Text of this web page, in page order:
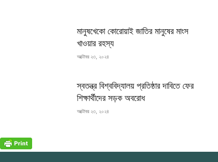
মানুষখেকো কোরোয়াই জাতির মানুষের মাংস
খাওয়ার রহস্য
অক্টোবর ২৩, ২০২৪
স্বতন্ত্র বিশ্ববিদ্যালয় প্রতিষ্ঠার দাবিতে ফের
শিক্ষার্থীদের সড়ক অবরোধ
অক্টোবর ২৩, ২০২৪